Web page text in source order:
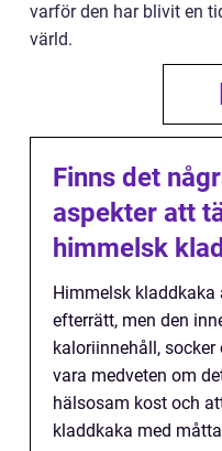
varför den har blivit en
värld.
Finns det
aspekter att
himmelsk
Himmelsk kladdkaka
efterrätt, men den
kaloriinnehåll,
vara medveten om
hälsosam kost och
kladdkaka med